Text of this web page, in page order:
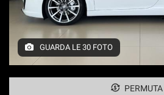
GUARDA LE 30 FOTO
PERMUTA
tracciamento
che
adottiamo
per
offrire
le
funzionalità